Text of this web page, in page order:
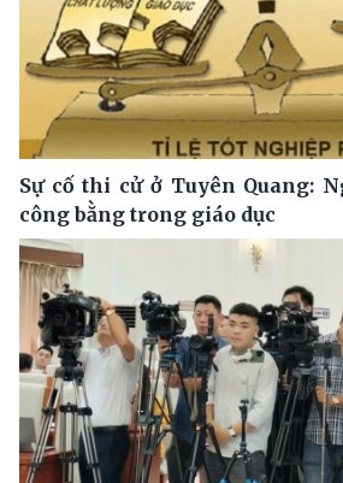
Sự cố thi cử ở Tuyên Quang:
công bằng trong giáo dục